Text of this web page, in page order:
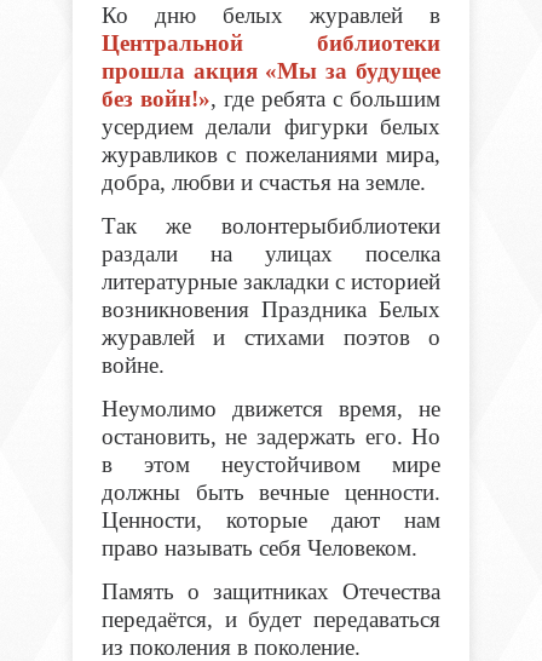
Ко дню белых журавлей в
Центральной библиотеки
прошла акция «Мы за будущее
без войн!», где ребятас большим
усердием делали фигурки белых
журавликов с пожеланиями мира,
добра, любви и счастья на земле.
Так же волонтерыбиблиотеки
раздали на улицах поселка
литературные закладки с историей
возникновения Праздника Белых
журавлей и стихами поэтов о
войне.
Неумолимо движется время, не
остановить, не задержать его. Но
в этом неустойчивом мире
должны быть вечные ценности.
Ценности, которые дают нам
право называть себя Человеком.
Память о защитниках Отечества
передаётся, и будет передаваться
из поколения в поколение.